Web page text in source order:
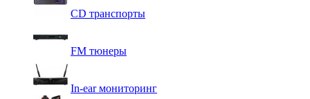
CD транспорты
FM тюнеры
In-ear мониторинг